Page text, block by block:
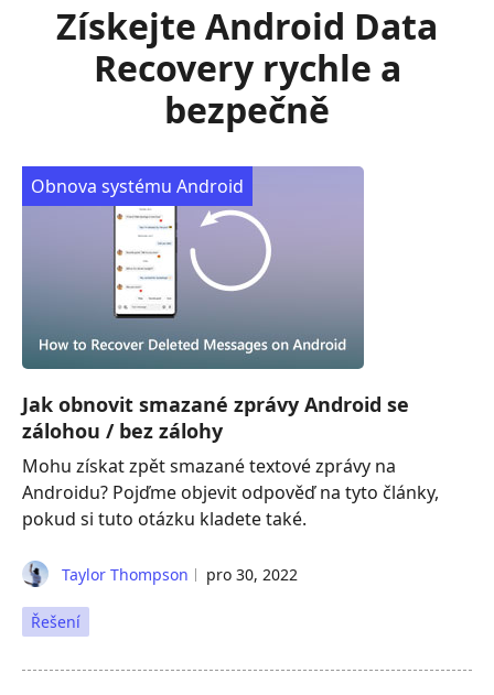
Získejte Android Data
Recovery rychle a
bezpečně
Obnova systému Android
Jak obnovit smazané zprávy Android se
zálohou / bez zálohy
Mohu získat zpět smazané textové zprávy na
Androidu? Pojďme objevit odpověď na tyto články,
pokud si tuto otázku kladete také.
Taylor Thompson pro 30, 2022
Řešení